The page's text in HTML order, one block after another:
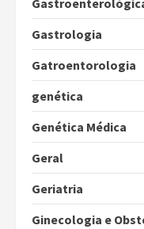
Gastrologia
Gatroentorologia
genética
Genética Médica
Geral
Geriatria
Ginecologia e